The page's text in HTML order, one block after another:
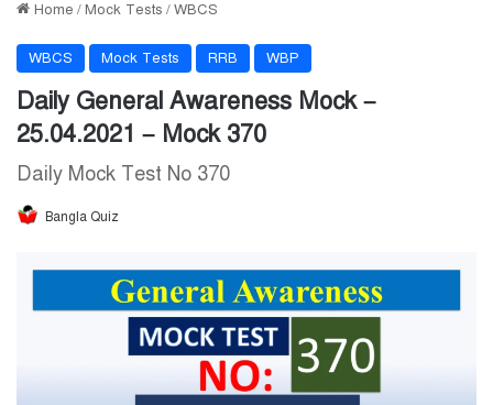
Home /Mock Tests /WBCS
WBCS Mock Tests RRB WBP
Daily General Awareness Mock –
25.04.2021 – Mock 370
Daily Mock Test No 370
Bangla Quiz